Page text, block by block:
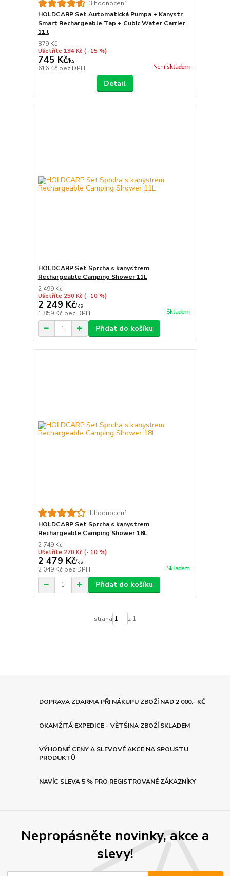
3 hodnocení
HOLDCARP Set Automatická Pumpa + Kanystr
Smart Rechargeable Tap + Cubic Water Carrier
11 l
879 Kč
Ušetříte 134 Kč (- 15 %)
745 Kč/ks
616 Kč bez DPH Není skladem
Detail
HOLDCARP Set Sprcha s kanystrem
Rechargeable Camping Shower 11L
2 499 Kč
Ušetříte 250 Kč (- 10 %)
2 249 Kč/ks
1 859 Kč bez DPH Skladem
Přidat do košíku
1 hodnocení
HOLDCARP Set Sprcha s kanystrem
Rechargeable Camping Shower 18L
2 749 Kč
Ušetříte 270 Kč (- 10 %)
2 479 Kč/ks
2 049 Kč bez DPH Skladem
Přidat do košíku
strana z 1
DOPRAVA ZDARMA PŘI NÁKUPU ZBOŽÍ NAD 2 000.- KČ
OKAMŽITÁ EXPEDICE - VĚTŠINA ZBOŽÍ SKLADEM
VÝHODNÉ CENY A SLEVOVÉ AKCE NA SPOUSTU
PRODUKTŮ
NAVÍC SLEVA 5 % PRO REGISTROVANÉ ZÁKAZNÍKY
Nepropásněte novinky, akce a
slevy!